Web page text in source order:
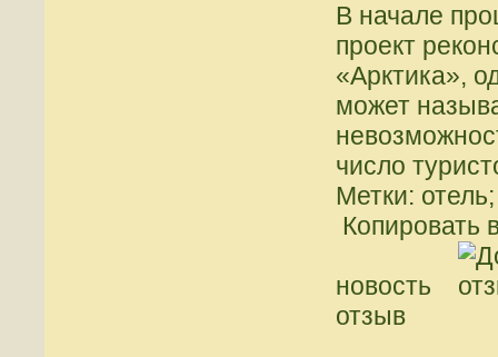
В начале
проект
«Арктика»,
может
число
Метки:
Копировать
новость
отзыв